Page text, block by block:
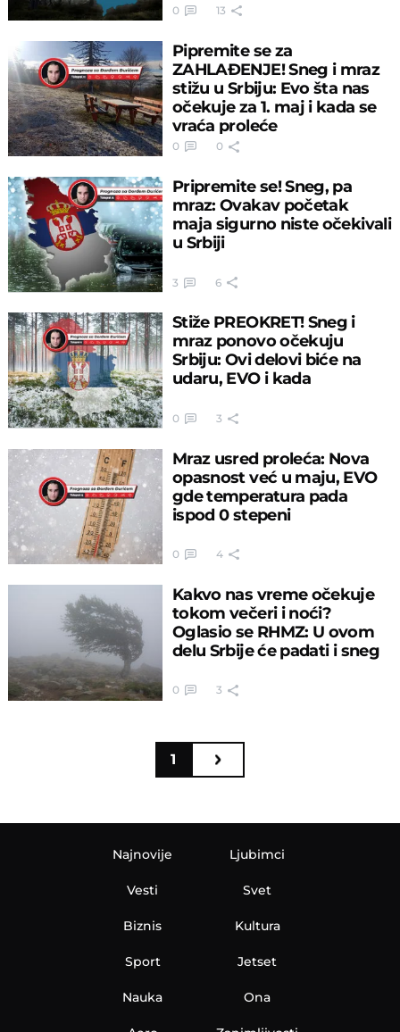
0 13
Pipremite se za
ZAHLAĐENJE! Sneg i mraz
stižu u Srbiju: Evo šta nas
očekuje za 1. maj i kada se
vraća proleće
0 0
Pripremite se! Sneg, pa
mraz: Ovakav početak
maja sigurno niste očekivali
u Srbiji
3 6
Stiže PREOKRET! Sneg i
mraz ponovo očekuju
Srbiju: Ovi delovi biće na
udaru, EVO i kada
0 3
Mraz usred proleća: Nova
opasnost već u maju, EVO
gde temperatura pada
ispod 0 stepeni
0 4
Kakvo nas vreme očekuje
tokom večeri i noći?
Oglasio se RHMZ: U ovom
delu Srbije će padati i sneg
0 3
1
Najnovije
Vesti
Biznis
Sport
Nauka
Ljubimci
Svet
Kultura
Jetset
Ona